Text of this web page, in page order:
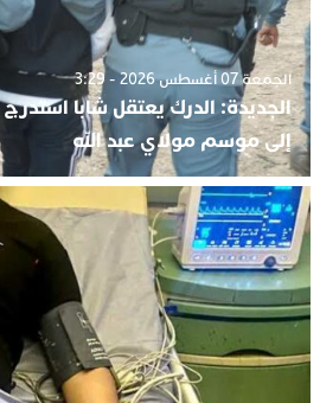
الجمعة 07 أغسطس 2026 - 3:29
الجديدة: الدرك يعتقل شابا
إلى موسم مولاي عبد الله